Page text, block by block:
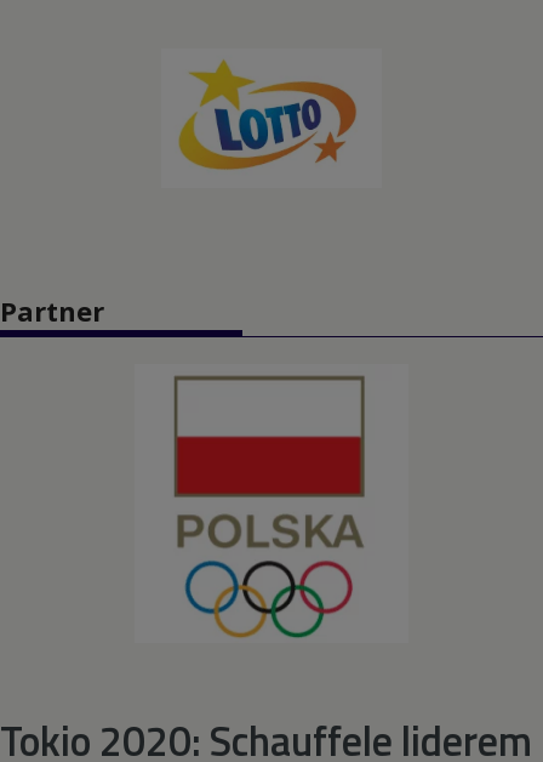
Koszykówka
Koszykówka 3x3
Piłka nożna
Piłka ręczna
Piłka wodna
Partner
Tokio 2020: Schauffele liderem